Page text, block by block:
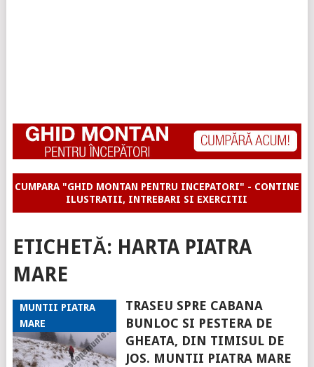
CUMPARA "GHID MONTAN PENTRU INCEPATORI" - CONTINE
ILUSTRATII, INTREBARI SI EXERCITII
ETICHETĂ: HARTA PIATRA
MARE
MUNTII PIATRA
MARE
TRASEU SPRE CABANA
BUNLOC SI PESTERA DE
GHEATA, DIN TIMISUL DE
JOS. MUNTII PIATRA MARE